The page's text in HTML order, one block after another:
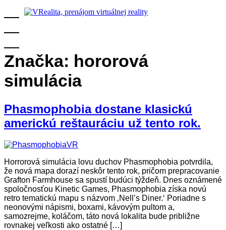
Značka: hororová
simulácia
Phasmophobia dostane klasickú
americkú reštauráciu už tento rok.
Horrorová simulácia lovu duchov Phasmophobia potvrdila,
že nová mapa dorazí neskôr tento rok, pričom prepracovanie
Grafton Farmhouse sa spustí budúci týždeň. Dnes oznámené
spoločnosťou Kinetic Games, Phasmophobia získa novú
retro tematickú mapu s názvom ‚Nell’s Diner.‘ Poriadne s
neonovými nápismi, boxami, kávovým pultom a,
samozrejme, koláčom, táto nová lokalita bude približne
rovnakej veľkosti ako ostatné […]